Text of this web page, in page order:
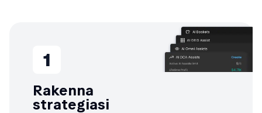
1
Rakenna
strategiasi